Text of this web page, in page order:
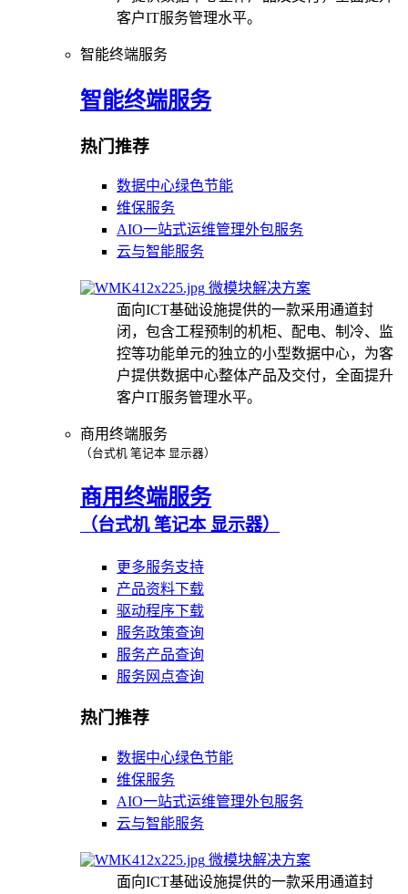
客户IT服务管理水平。
智能终端服务
智能终端服务
热门推荐
数据中心绿色节能
维保服务
AIO一站式运维管理外包服务
云与智能服务
微模块解决方案
面向ICT基础设施提供的一款采用通道封
闭，包含工程预制的机柜、配电、制冷、监
控等功能单元的独立的小型数据中心，为客
户提供数据中心整体产品及交付，全面提升
客户IT服务管理水平。
商用终端服务
（台式机 笔记本 显示器）
商用终端服务
（台式机 笔记本 显示器）
更多服务支持
产品资料下载
驱动程序下载
服务政策查询
服务产品查询
服务网点查询
热门推荐
数据中心绿色节能
维保服务
AIO一站式运维管理外包服务
云与智能服务
微模块解决方案
面向ICT基础设施提供的一款采用通道封